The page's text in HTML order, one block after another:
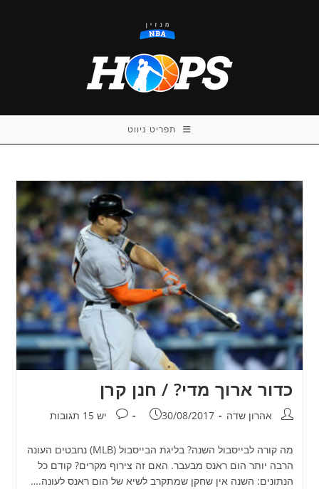
תפריט ניווט
כדור ארוך מדי? / חנן קרן
מחבר:אהרון שדה פורסם:
30/08/2017 תגובות:
יש 15 תגובות
מה קורה לבייסבול השנה? בליגת הבייסבול (MLB) נחבטים העונה
הרבה יותר הום ראנס מבעבר. האם זה צירוף מקרים? קודם כל
הנתונים: השנה אין שחקן שמתקרב לשיא של הום ראנס לעונה.…